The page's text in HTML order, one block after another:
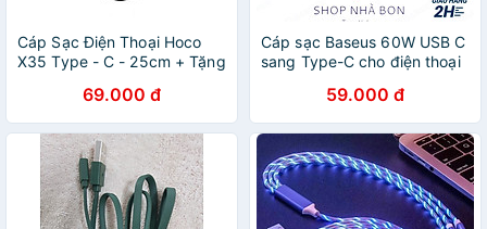
Cáp Sạc Điện Thoại Hoco
X35 Type - C - 25cm + Tặng
Hàng Chính Hãng
69.000 đ
Cáp sạc Baseus 60W USB C
sang Type-C cho điện thoại
59.000 đ